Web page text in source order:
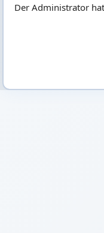
Der Administrator